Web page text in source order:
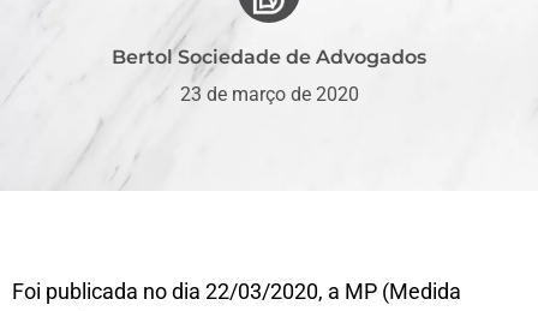
Bertol Sociedade de Advogados
23 de março de 2020
Foi publicada no dia 22/03/2020, a MP (Medida